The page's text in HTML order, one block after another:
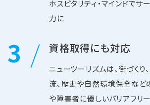
ホスピタリティ・マインドで
力に
3 資格取得にも対応
ニューツーリズムは、街づくり
流、歴史や自然環境保全など
や障害者に優しいバリアフリ